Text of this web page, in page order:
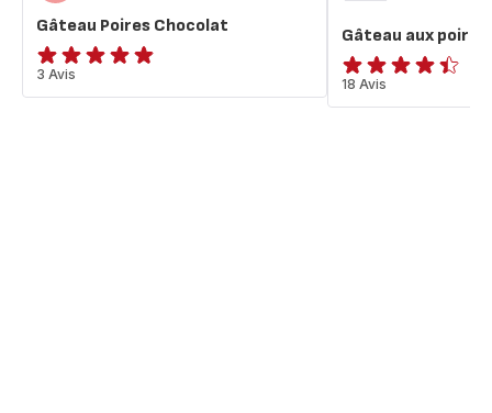
Gâteau Poires Chocolat
ratings.4.8
3 Avis
Gâteau aux
ratings.4.4
18 Avis